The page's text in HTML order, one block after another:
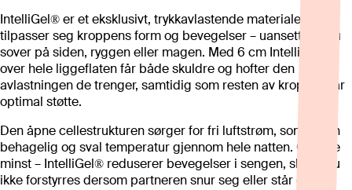
IntelliGel® er et eksklusivt, trykkavlastende materiale som
tilpasser seg kroppens form og bevegelser – uansett om du
sover på siden, ryggen eller magen. Med 6 cm IntelliGel®
over hele liggeflaten får både skuldre og hofter den
avlastningen de trenger, samtidig som resten av kroppen får
optimal støtte.
Den åpne cellestrukturen sørger for fri luftstrøm, som gir en
behagelig og sval temperatur gjennom hele natten. Og ikke
minst – IntelliGel® reduserer bevegelser i sengen, slik at du
ikke forstyrres dersom partneren snur seg eller står opp.